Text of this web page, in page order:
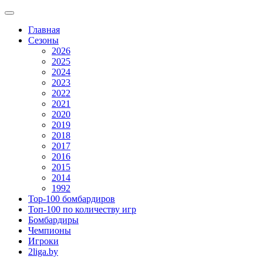
Главная
Сезоны
2026
2025
2024
2023
2022
2021
2020
2019
2018
2017
2016
2015
2014
1992
Top-100 бомбардиров
Топ-100 по количеству игр
Бомбардиры
Чемпионы
Игроки
2liga.by